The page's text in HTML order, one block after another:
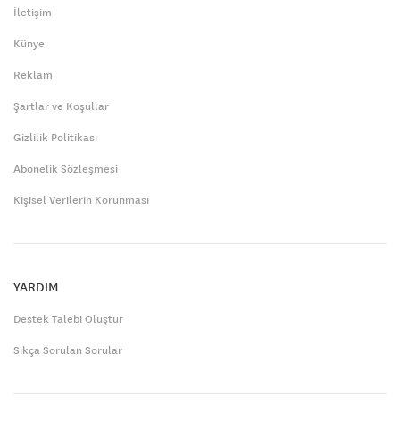
İletişim
Künye
Reklam
Şartlar ve Koşullar
Gizlilik Politikası
Abonelik Sözleşmesi
Kişisel Verilerin Korunması
YARDIM
Destek Talebi Oluştur
Sıkça Sorulan Sorular